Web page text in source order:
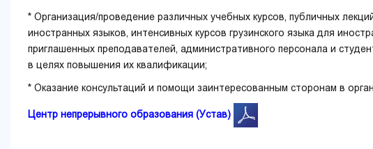
* Организация/проведение различных учебных курсов, публичных
иностранных языков, интенсивных курсов грузинского языка для
приглашенных преподавателей, административного персонала и
в целях повышения их квалификации;
* Оказание консультаций и помощи заинтересованным сторонам в
Центр непрерывного образования (Устав)